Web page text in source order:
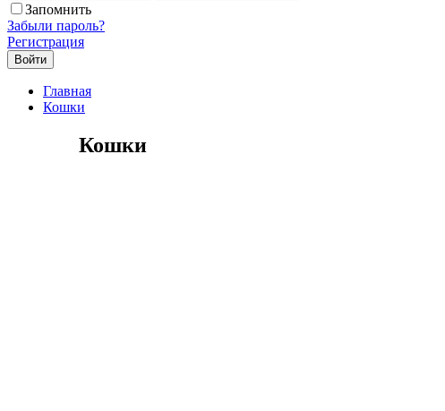
Запомнить
Забыли пароль?
Регистрация
Главная
Кошки
Кошки